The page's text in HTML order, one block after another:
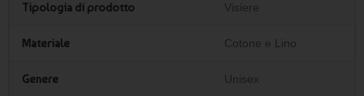
Tipologia di prodotto Visiere
Materiale Cotone e Lino
Genere Unisex